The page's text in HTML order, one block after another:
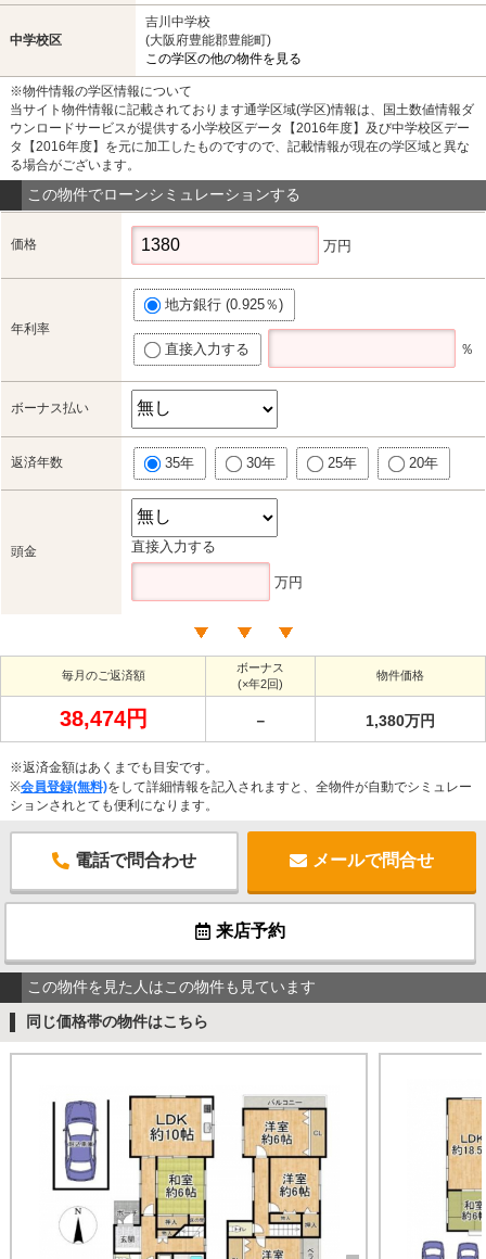
中学校区
吉川中学校
(大阪府豊能郡豊能町)
この学区の他の物件を見る
※物件情報の学区情報について
当サイト物件情報に記載されております通学区域(学区)情報は、国土数値情報ダ
ウンロードサービスが提供する小学校区データ【2016年度】及び中学校区デー
タ【2016年度】を元に加工したものですので、記載情報が現在の学区域と異な
る場合がございます。
この物件でローンシミュレーションする
価格 万円
年利率
地方銀行 (0.925％)
直接入力する ％
ボーナス払い
返済年数 35年 30年 25年 20年
頭金 直接入力する
万円
毎月のご返済額
ボーナス
(×年2回)
物件価格
38,474円 － 1,380万円
※返済金額はあくまでも目安です。
※会員登録(無料)をして詳細情報を記入されますと、全物件が自動でシミュレー
ションされとても便利になります。
電話で問合わせ メールで問合せ
来店予約
この物件を見た人はこの物件も見ています
同じ価格帯の物件はこちら